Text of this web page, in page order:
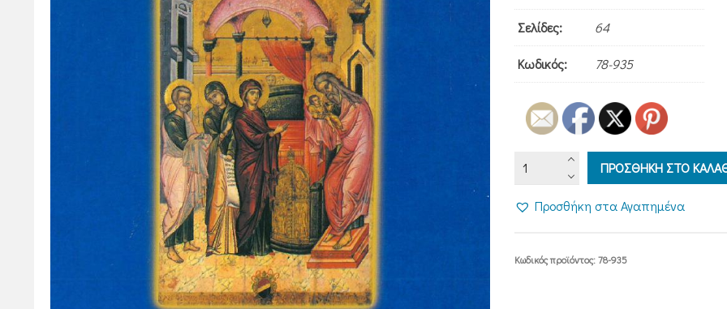
Σελίδες: 64
Κωδικός: 78-935
ΤΟΥ
ΚΥΡΙΟΥ
ΓΕΓΟΝΟΣ
ΠΡΟΣΘΗΚΗ ΣΤΟ
Προσθήκη στα Αγαπημένα
Κωδικός προϊόντος:78-935